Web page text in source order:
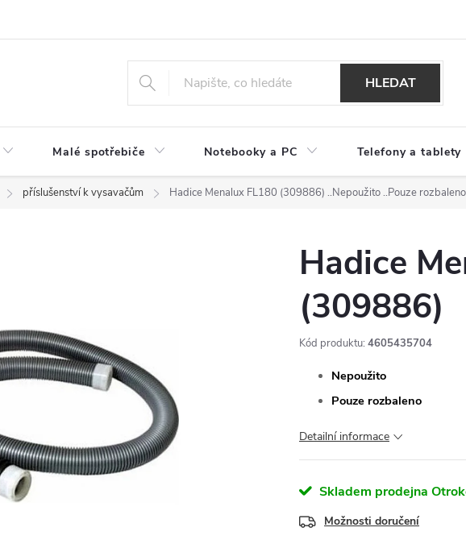
HLEDAT
Malé spotřebiče Notebooky a PC Telefony a tablety
příslušenství k vysavačům Hadice Menalux FL180 (309886) ..Nepoužito ..Pouze
Hadice
(309886)
Kód produktu: 4605435704
Nepoužito
Pouze rozbaleno
Detailní informace
Skladem prodejna
Možnosti doručení